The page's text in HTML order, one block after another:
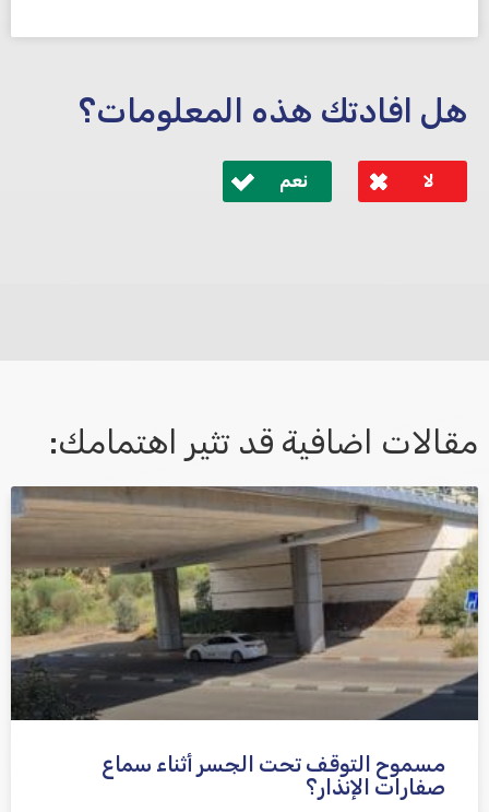
هل افادتك هذه المعلومات؟
لا نعم
אני מאשר/ת קבלת דיוור במייל ושימוש בפרטים בהתאם
למדיניות הפרטיות
שלח משוב
مقالات اضافية قد تثير اهتمامك:
مسموح التوقف تحت الجسر أثناء سماع
صفارات الإنذار؟